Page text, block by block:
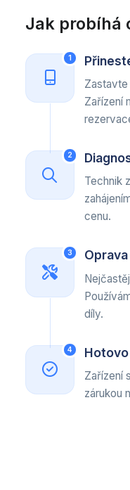
Jak probíhá
1
Zastavte
Zařízení
2
Technik
cenu.
3
díly.
4
Zařízení
zárukou